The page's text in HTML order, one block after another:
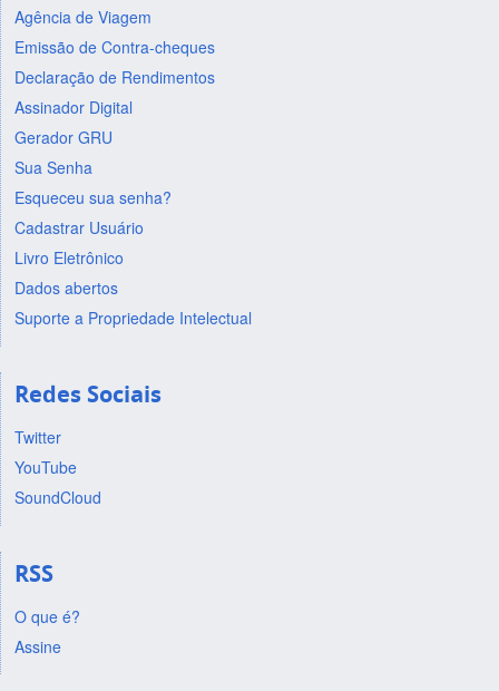
Agência de Viagem
Emissão de Contra-cheques
Declaração de Rendimentos
Assinador Digital
Gerador GRU
Sua Senha
Esqueceu sua senha?
Cadastrar Usuário
Livro Eletrônico
Dados abertos
Suporte a Propriedade Intelectual
Redes Sociais
Twitter
YouTube
SoundCloud
RSS
O que é?
Assine